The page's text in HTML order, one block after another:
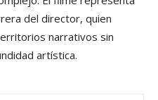
del director, quien
narrativos sin
artística.